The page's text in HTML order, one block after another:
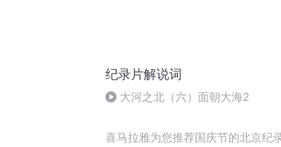
纪录片解说词
大河之北（六）面朝大海2
喜马拉雅为您推荐国庆节的北京纪